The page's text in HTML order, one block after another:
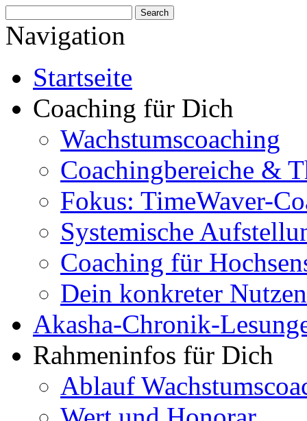
Navigation
Startseite
Coaching für Dich
Wachstumscoaching
Coachingbereiche &
Fokus: TimeWaver-
Systemische
Coaching für
Dein konkreter Nutzen
Akasha-Chronik-
Rahmeninfos für Dich
Ablauf